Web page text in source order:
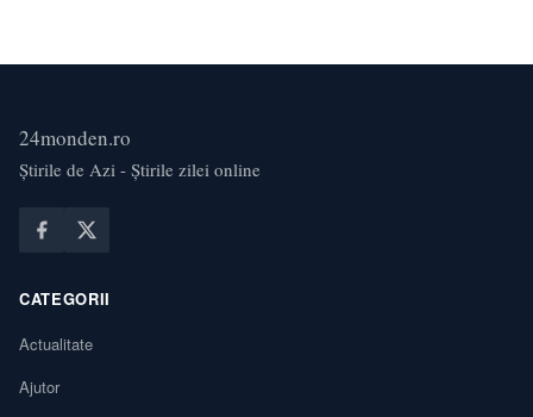
24monden.ro
Știrile de Azi - Știrile zilei online
CATEGORII
Actualitate
Ajutor